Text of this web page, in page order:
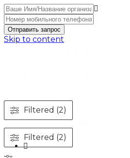
Отправить запрос
Skip to content
Filtered (2)
Filtered (2)